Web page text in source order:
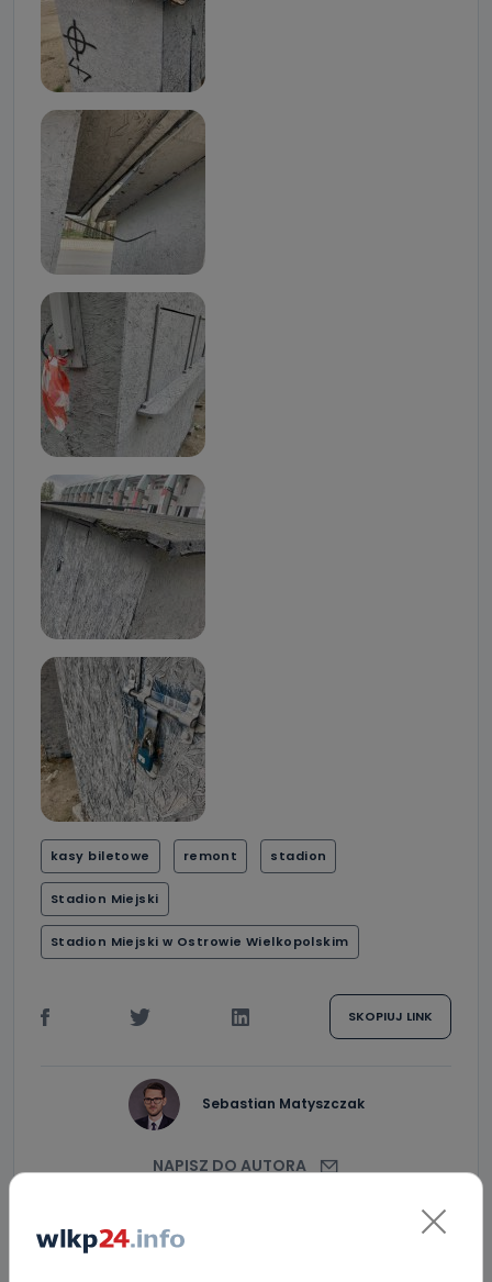
kasy biletowe remont stadion
Stadion Miejski
Stadion Miejski w Ostrowie Wielkopolskim
SKOPIUJ LINK
Sebastian Matyszczak
NAPISZ DO AUTORA